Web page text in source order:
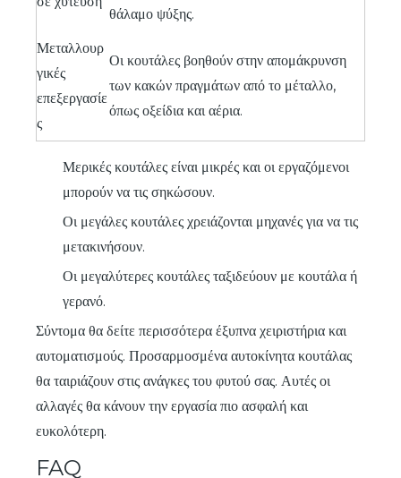
θάλαμο ψύξης.
Μεταλλουρ
γικές
επεξεργασίε
ς
Οι κουτάλες βοηθούν στην απομάκρυνση
των κακών πραγμάτων από το μέταλλο,
όπως οξείδια και αέρια.
Μερικές κουτάλες είναι μικρές και οι εργαζόμενοι
μπορούν να τις σηκώσουν.
Οι μεγάλες κουτάλες χρειάζονται μηχανές για να τις
μετακινήσουν.
Οι μεγαλύτερες κουτάλες ταξιδεύουν με κουτάλα ή
γερανό.
Σύντομα θα δείτε περισσότερα έξυπνα χειριστήρια και
αυτοματισμούς. Προσαρμοσμένα αυτοκίνητα κουτάλας
θα ταιριάζουν στις ανάγκες του φυτού σας. Αυτές οι
αλλαγές θα κάνουν την εργασία πιο ασφαλή και
ευκολότερη.
FAQ